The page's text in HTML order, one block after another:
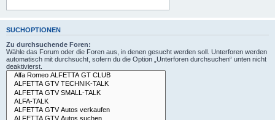
SUCHOPTIONEN
Zu durchsuchende Foren:
Wähle das Forum oder die Foren aus, in denen gesucht werden soll. Unterforen werden
automatisch mit durchsucht, sofern du die Option „Unterforen durchsuchen“ unten nicht
deaktivierst.